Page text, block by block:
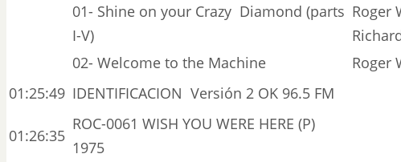
01- Shine on your Crazy Diamond (parts
I-V)
Roger
02- Welcome to the Machine
Roger
01:25:49 IDENTIFICACION Versión 2 OK 96.5 FM
01:26:35
ROC-0061 WISH YOU WERE HERE (P)
1975